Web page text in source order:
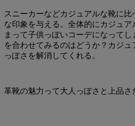
スニーカーなどカジュアルな靴に比
な印象を与える。全体的にカジュア
まって子供っぽいコーデになって
を合わせてみるのはどうか？カジ
っぽさを解消してくれる。
革靴の魅力って大人っぽさと上品さ